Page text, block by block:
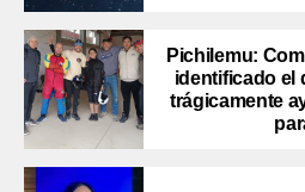
Pichilemu:
identificado el
trágicamente